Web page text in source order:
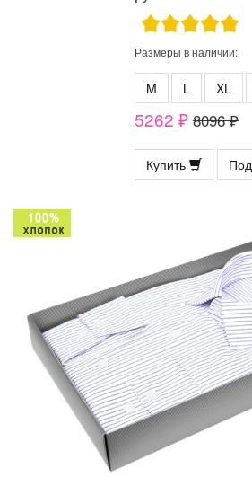
Размеры в наличии:
M L XL
5262 ₽ 8096 ₽
Купить